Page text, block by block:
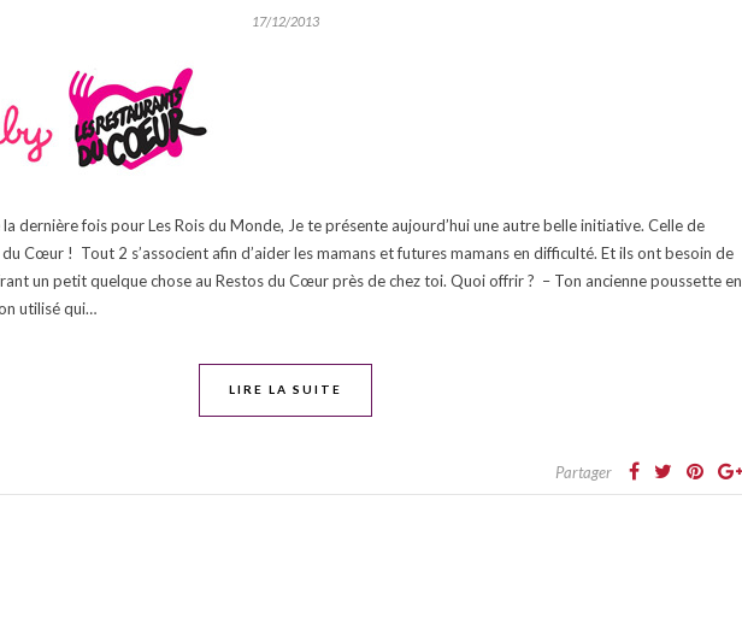
17/12/2013
dernière fois pour Les Rois du Monde, Je te présente aujourd’hui une autre belle initiative. Celle de
Cœur ! Tout 2 s’associent afin d’aider les mamans et futures mamans en difficulté. Et ils ont besoin de
un petit quelque chose au Restos du Cœur près de chez toi. Quoi offrir ? – Ton ancienne poussette en
utilisé qui…
LIRE LA SUITE
Partager